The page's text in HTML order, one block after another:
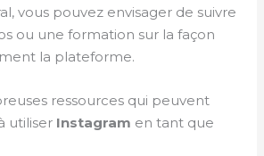
vous pouvez envisager de suivre
ou une formation sur la façon
la plateforme.
ressources qui peuvent
utiliser Instagram en tant que